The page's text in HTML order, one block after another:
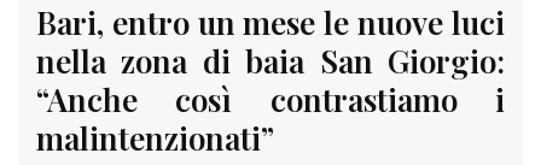
Bari, entro un mese le nuove luci
nella zona di baia San Giorgio:
“Anche così contrastiamo i
malintenzionati”